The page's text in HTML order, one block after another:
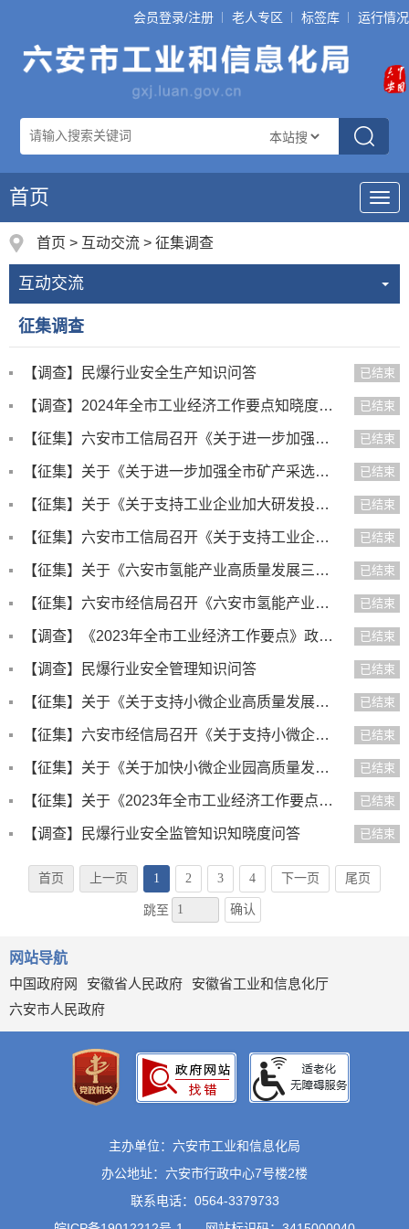
会员登录/注册 老人专区 标签库 运行情况
导
航
首页
首页 > 互动交流 > 征集调查
互动交流
征集调查
【调查】民爆行业安全生产知识问答 已结束
【调查】2024年全市工业经济工作要点知晓度调查 已结束
【征集】六安市工信局召开《关于进一步加强全市矿产采选尾砂及机制砂石压滤污泥规范处置的实施意见（征求意见稿）... 已结束
【征集】关于《关于进一步加强全市矿产采选尾砂及机制砂石压滤污泥规范处置的实施意见（征求意见稿）》公开征求意... 已结束
【征集】关于《关于支持工业企业加大研发投入的奖补措施（征求意见稿）》公开征求意见的公告 已结束
【征集】六安市工信局召开《关于支持工业企业加大研发投入的奖补措施》（征求意见稿）征求意见座谈会 已结束
【征集】关于《六安市氢能产业高质量发展三年行动计划》（征求意见稿）公开征求意见的公告 已结束
【征集】六安市经信局召开《六安市氢能产业高质量发展三年行动计划（征求意见稿）》征求意见座谈会 已结束
【调查】《2023年全市工业经济工作要点》政策知晓度调查 已结束
【调查】民爆行业安全管理知识问答 已结束
【征集】关于《关于支持小微企业高质量发展的实施意见（征求意见稿）》公开征求意见的公告 已结束
【征集】六安市经信局召开《关于支持小微企业高质量发展的实施意见》《关于加快小微企业园高质量发展的指导意见》... 已结束
【征集】关于《关于加快小微企业园高质量发展的指导意见（征求意见稿）》公开征求意见的公告 已结束
【征集】关于《2023年全市工业经济工作要点（征求意见稿）》公开征求意见的公告 已结束
【调查】民爆行业安全监管知识知晓度问答 已结束
首页 上一页 1 2 3 4 下一页 尾页
跳至 确认
网站导航
中国政府网
安徽省人民政府
安徽省工业和信息化厅
六安市人民政府
主办单位：六安市工业和信息化局
办公地址：六安市行政中心7号楼2楼
联系电话：0564-3379733